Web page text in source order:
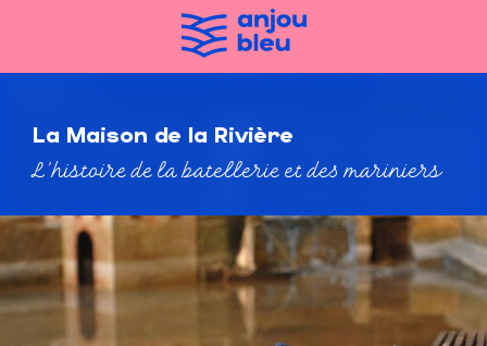
La Maison de la Rivière
L’histoire de la batellerie et des mariniers